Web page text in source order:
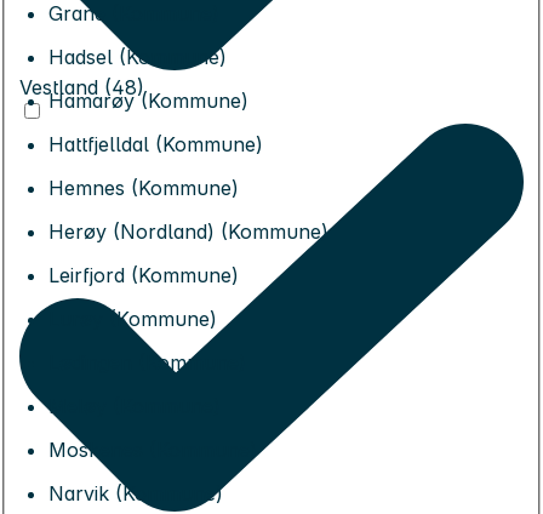
Grane (Kommune)
Hadsel (Kommune)
Hamarøy (Kommune)
Hattfjelldal (Kommune)
Hemnes (Kommune)
Herøy (Nordland) (Kommune)
Leirfjord (Kommune)
Lurøy (Kommune)
Lødingen (Kommune)
Meløy (Kommune)
Moskenes (Kommune)
Narvik (Kommune)
Vestland (48)